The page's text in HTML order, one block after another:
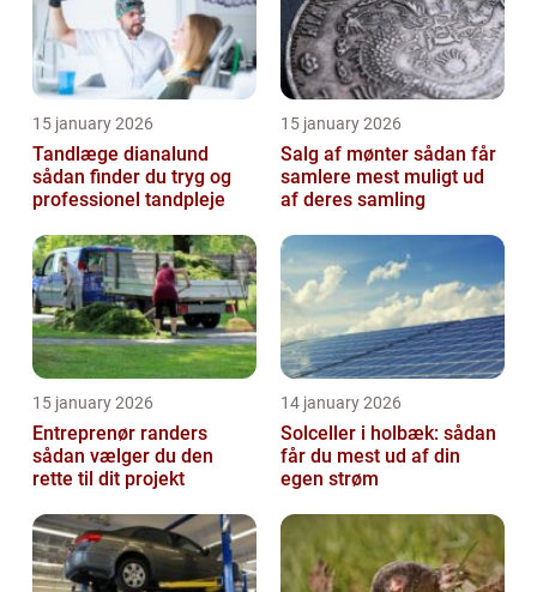
15 january 2026
Tandlæge dianalund
sådan finder du tryg og
professionel tandpleje
15 january 2026
Salg af mønter sådan får
samlere mest muligt ud
af deres samling
15 january 2026
Entreprenør randers
sådan vælger du den
rette til dit projekt
14 january 2026
Solceller i holbæk: sådan
får du mest ud af din
egen strøm